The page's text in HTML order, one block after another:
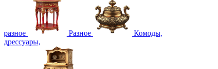
разное Разное
Комоды,
дрессуары,